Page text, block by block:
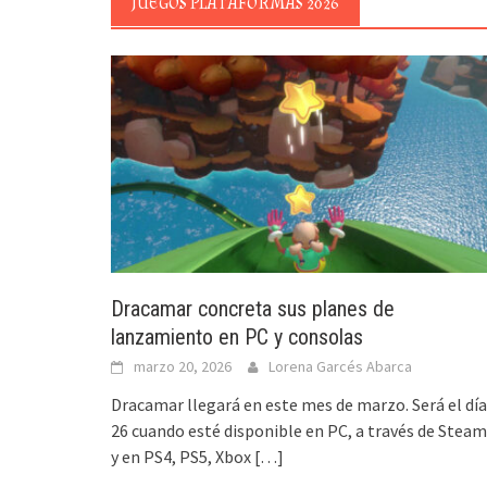
Dracamar concreta sus planes de
lanzamiento en PC y consolas
marzo 20, 2026 Lorena Garcés Abarca
Dracamar llegará en este mes de marzo. Será el día
26 cuando esté disponible en PC, a través de
y en PS4, PS5, Xbox […]